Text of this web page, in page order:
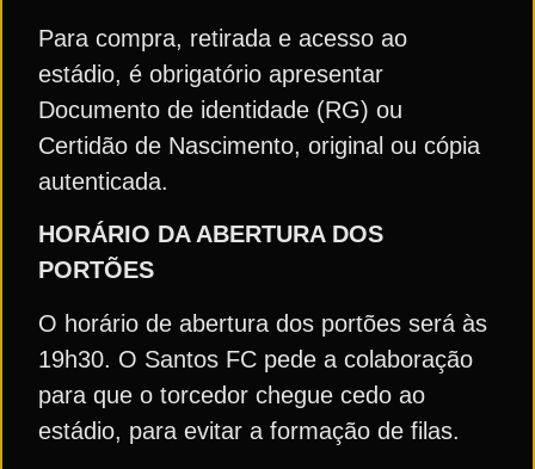
Para compra, retirada e acesso ao
estádio, é obrigatório apresentar
Documento de identidade (RG) ou
Certidão de Nascimento, original ou cópia
autenticada.
HORÁRIO DA ABERTURA DOS
PORTÕES
O horário de abertura dos portões será às
19h30. O Santos FC pede a colaboração
para que o torcedor chegue cedo ao
estádio, para evitar a formação de filas.